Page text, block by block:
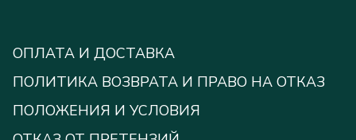
ОПЛАТА И ДОСТАВКА
ПОЛИТИКА ВОЗВРАТА И ПРАВО НА ОТКАЗ
ПОЛОЖЕНИЯ И УСЛОВИЯ